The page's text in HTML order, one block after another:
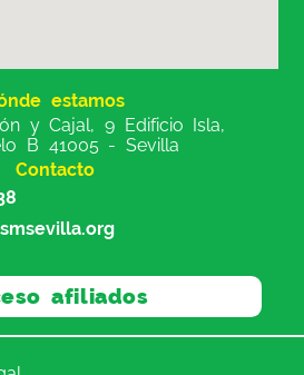
estamos
y Cajal, 9 Edificio Isla,
B 41005 - Sevilla
Contacto
afiliados